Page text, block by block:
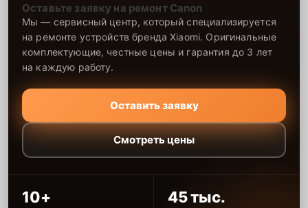
Оставьте заявку на ремонт Canon
Мы — сервисный центр, который специализируется
на ремонте устройств бренда Xiaomi. Оригинальные
комплектующие, честные цены и гарантия до 3 лет
на каждую работу.
Оставить заявку
Смотреть цены
10+ 45 тыс.